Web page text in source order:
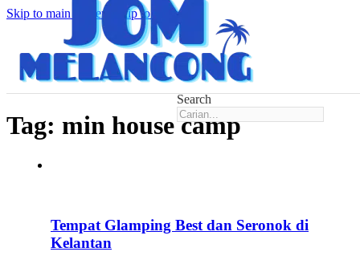
Skip to main content Skip to footer
Search
Tag: min house camp
Tempat Glamping Best dan Seronok di
Kelantan